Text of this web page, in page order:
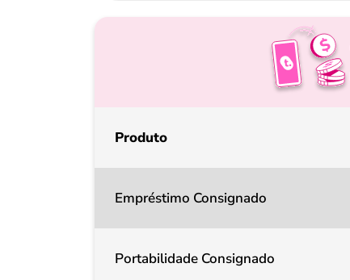
Produto
Empréstimo Consignado
Portabilidade Consignado